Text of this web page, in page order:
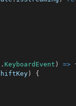
. KeyboardEvent ) =>
)
{